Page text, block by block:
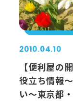
2010.04.10
【便利屋の
役立ち情報
い～東京都